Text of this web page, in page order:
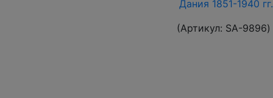
Дания 1851-1940
(Артикул: SA-9896)